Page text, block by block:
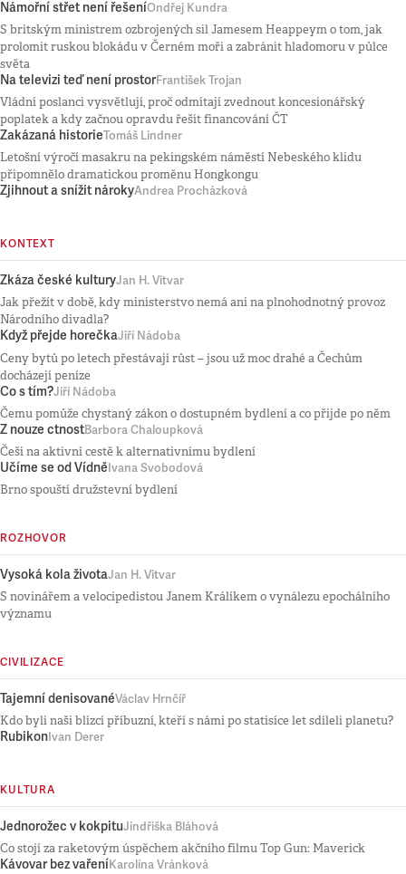
Námořní střet není řešeníOndřej Kundra
S britským ministrem ozbrojených sil Jamesem Heappeym o tom, jak
prolomit ruskou blokádu v Černém moři a zabránit hladomoru v půlce
světa
Na televizi teď není prostorFrantišek Trojan
Vládní poslanci vysvětlují, proč odmítají zvednout koncesionářský
poplatek a kdy začnou opravdu řešit financování ČT
Zakázaná historieTomáš Lindner
Letošní výročí masakru na pekingském náměstí Nebeského klidu
připomnělo dramatickou proměnu Hongkongu
Zjihnout a snížit nárokyAndrea Procházková
KONTEXT
Zkáza české kulturyJan H. Vitvar
Jak přežít v době, kdy ministerstvo nemá ani na plnohodnotný provoz
Národního divadla?
Když přejde horečkaJiří Nádoba
Ceny bytů po letech přestávají růst – jsou už moc drahé a Čechům
docházejí peníze
Co s tím?Jiří Nádoba
Čemu pomůže chystaný zákon o dostupném bydlení a co přijde po něm
Z nouze ctnostBarbora Chaloupková
Češi na aktivní cestě k alternativnímu bydlení
Učíme se od Vídně Ivana Svobodová
Brno spouští družstevní bydlení
ROZHOVOR
Vysoká kola životaJan H. Vitvar
S novinářem a velocipedistou Janem Králíkem o vynálezu epochálního
významu
CIVILIZACE
Tajemní denisovanéVáclav Hrnčíř
Kdo byli naši blízcí příbuzní, kteří s námi po statisíce let sdíleli planetu?
RubikonIvan Derer
KULTURA
Jednorožec v kokpituJindřiška Bláhová
Co stojí za raketovým úspěchem akčního filmu Top Gun: Maverick
Kávovar bez vařeníKarolína Vránková